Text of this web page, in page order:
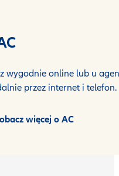
wygodnie online lub u
przez internet i telefon.
więcej o AC